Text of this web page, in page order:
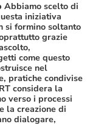
Abbiamo scelto di
iniziativa
si formino soltanto
grazie
come questo
nel
pratiche condivise
considera la
verso i processi
la creazione di
dialogare,